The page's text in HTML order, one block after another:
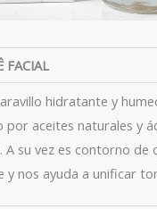
FACIAL
hidratante y
por aceites naturales y
A su vez es contorno de
y nos ayuda a unificar